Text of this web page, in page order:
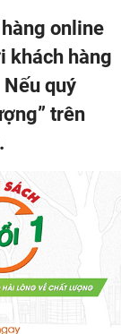
online
khách hàng
quý
trên